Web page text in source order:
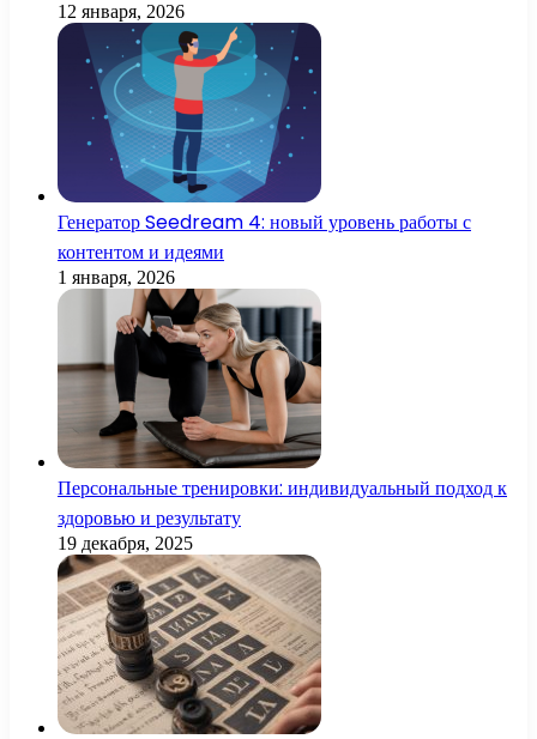
12 января, 2026
Генератор Seedream 4: новый уровень работы с
контентом и идеями
1 января, 2026
Персональные тренировки: индивидуальный подход к
здоровью и результату
19 декабря, 2025